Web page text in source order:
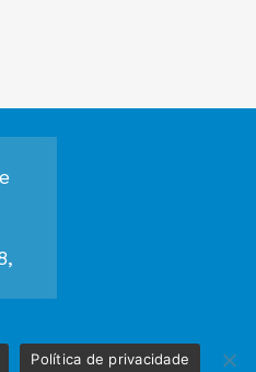
Política de privacidade